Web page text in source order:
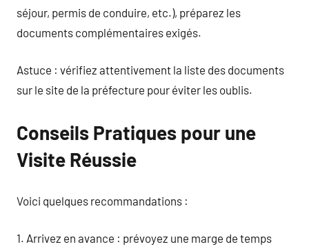
séjour, permis de conduire, etc.), préparez les
documents complémentaires exigés.
Astuce : vérifiez attentivement la liste des documents
sur le site de la préfecture pour éviter les oublis.
Conseils Pratiques pour une
Visite Réussie
Voici quelques recommandations :
1. Arrivez en avance : prévoyez une marge de temps